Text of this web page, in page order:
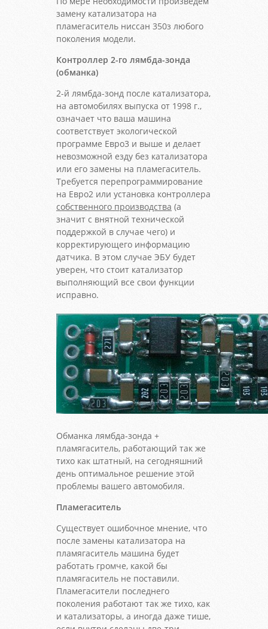
замену катализатора на
пламегаситель ниссан 350з любого
поколения модели.
Контроллер 2-го лямбда-зонда
(обманка)
2-й лямбда-зонд после катализатора,
на автомобилях выпуска от 1998 г.,
означает что ваша машина
соответствует экологической
программе Евро3 и выше и делает
невозможной езду без катализатора
или его замены на пламегаситель.
Требуется перепрограммирование
на Евро2 или установка контроллера
собственного производства (а
значит с внятной технической
поддержкой в случае чего) и
корректирующего информацию
датчика. В этом случае ЭБУ будет
уверен, что стоит катализатор
выполняющий все свои функции
исправно.
Обманка лямбда-зонда +
пламягаситель, работающий так же
тихо как штатный, на сегодняшний
день оптимальное решение этой
проблемы вашего автомобиля.
Пламегаситель
Существует ошибочное мнение, что
после замены катализатора на
пламягаситель машина будет
работать громче, какой бы
пламягаситель не поставили.
Пламегасители последнего
поколения работают так же тихо, как
и катализаторы, а иногда даже тише,